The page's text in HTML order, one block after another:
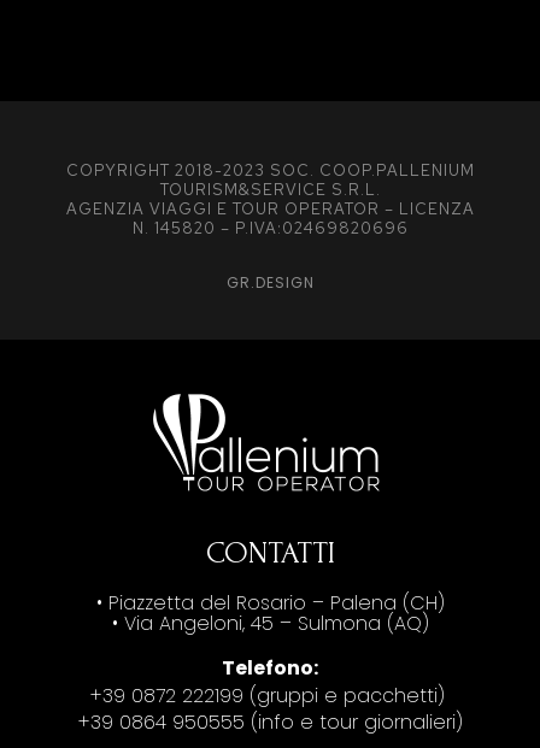
COPYRIGHT 2018-2023 SOC. COOP.PALLENIUM
TOURISM&SERVICE S.R.L.
AGENZIA VIAGGI E TOUR OPERATOR – LICENZA
N. 145820 – P.IVA:02469820696
GR.DESIGN
CONTATTI
• Piazzetta del Rosario – Palena (CH)
• Via Angeloni, 45 – Sulmona (AQ)
Telefono:
+39 0872 222199 (gruppi e pacchetti)
+39 0864 950555 (info e tour giornalieri)